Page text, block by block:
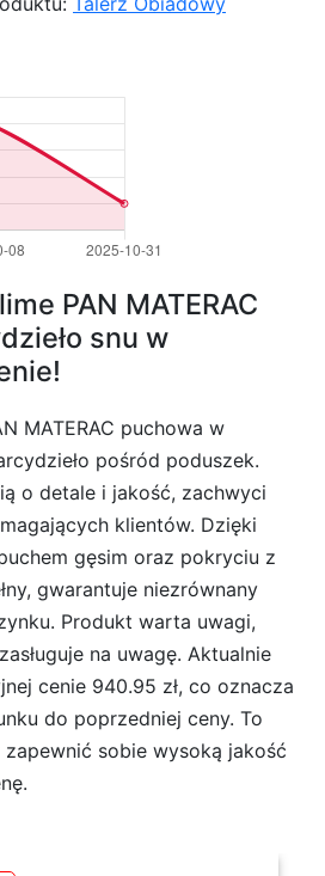
PAN MATERAC
snu w
MATERAC puchowa w
pośród poduszek.
o detale i jakość, zachwyci
klientów. Dzięki
gęsim oraz pokryciu z
gwarantuje niezrównany
Produkt warta uwagi,
na uwagę. Aktualnie
cenie 940.95 zł, co oznacza
do poprzedniej ceny. To
zapewnić sobie wysoką jakość